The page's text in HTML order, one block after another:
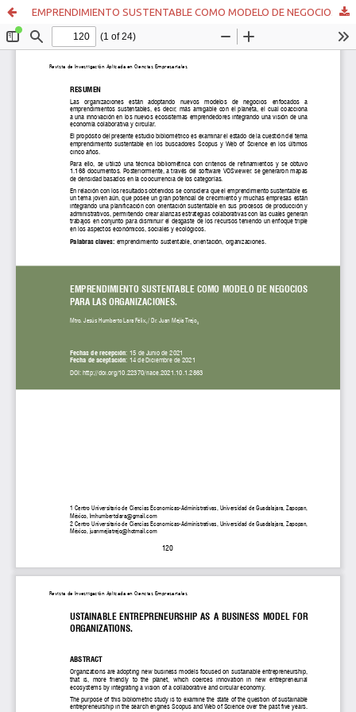
EMPRENDIMIENTO SUSTENTABLE COMO MODELO DE NEGOCIOS PARA LAS ORGANIZACIONES